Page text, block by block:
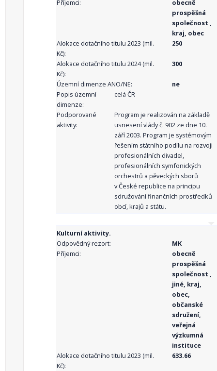
Příjemci:
obecně
prospěšná
společnost ,
kraj, obec
Alokace dotačního titulu 2023 (mil.
Kč):
250
Alokace dotačního titulu 2024 (mil.
Kč):
300
Územní dimenze ANO/NE:
ne
Popis územní
dimenze:
celá ČR
Podporované
aktivity:
Program je realizován na základě
usnesení vlády č. 902 ze dne 10.
září 2003. Program je systémovým
řešením státního podílu na rozvoji
profesionálních divadel,
profesionálních symfonických
orchestrů a pěveckých sborů
v České republice na principu
sdružování finančních prostředků
obcí, krajů a státu.
Kulturní aktivity.
Odpovědný rezort:
MK
Příjemci:
obecně
prospěšná
společnost ,
jiné, kraj,
obec,
občanské
sdružení,
veřejná
výzkumná
instituce
Alokace dotačního titulu 2023 (mil.
Kč):
633.66